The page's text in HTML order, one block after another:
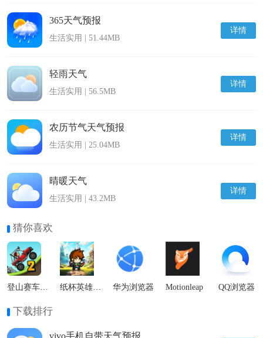
详情
365天气预报
生活实用 | 51.44MB
详情
轻雨天气
生活实用 | 56.5MB
详情
农历节气天气预报
生活实用 | 25.04MB
详情
晴暖天气
生活实用 | 43.2MB
猜你喜欢
华为浏览器 Motionleap QQ浏览器
下载排行
vivo手机自带天气预报